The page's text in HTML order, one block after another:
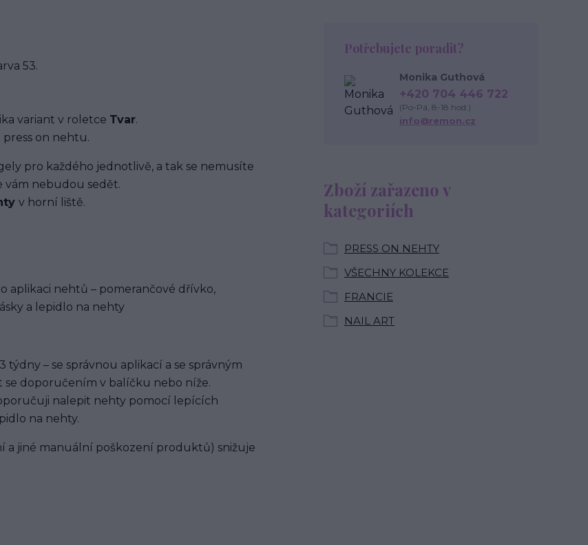
53.
variant v roletce Tvar.
on nehtu.
pro každého jednotlivě, a tak se nemusíte
vám nebudou sedět.
v horní liště.
aplikaci nehtů – pomerančové dřívko,
a lepidlo na nehty
týdny – se správnou aplikací a se správným
doporučením v balíčku nebo níže.
nalepit nehty pomocí lepících
na nehty.
a jiné manuální poškození produktů) snižuje
Zboží zařazeno v
kategoriích
PRESS ON NEHTY
VŠECHNY KOLEKCE
FRANCIE
NAIL ART
Potřebujete poradit?
Monika Guthová
+420 704 446 722
(Po-Pá, 8-18 hod.)
info@remon.cz